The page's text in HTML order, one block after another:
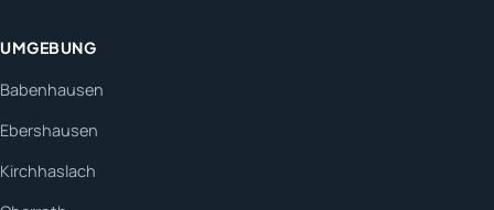
UMGEBUNG
Babenhausen
Ebershausen
Kirchhaslach